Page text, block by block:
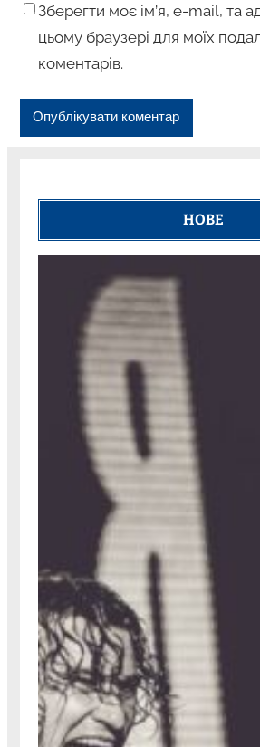
Зберегти моє ім’я, e-mail, та
цьому браузері для моїх
коментарів.
НОВЕ